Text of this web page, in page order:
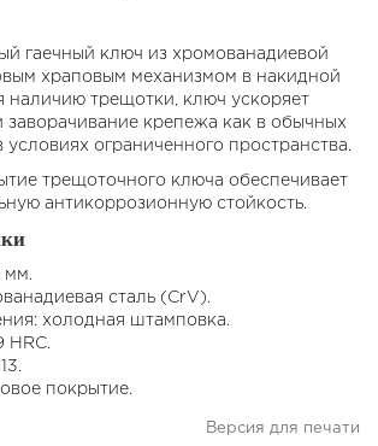
гаечный ключ из хромованадиевой
храповым механизмом в накидной
наличию трещотки, ключ ускоряет
заворачивание крепежа как в обычных
условиях ограниченного пространства.
трещоточного ключа обеспечивает
антикоррозионную стойкость.
мм.
сталь (CrV).
холодная штамповка.
HRC.
покрытие.
Версия для печати